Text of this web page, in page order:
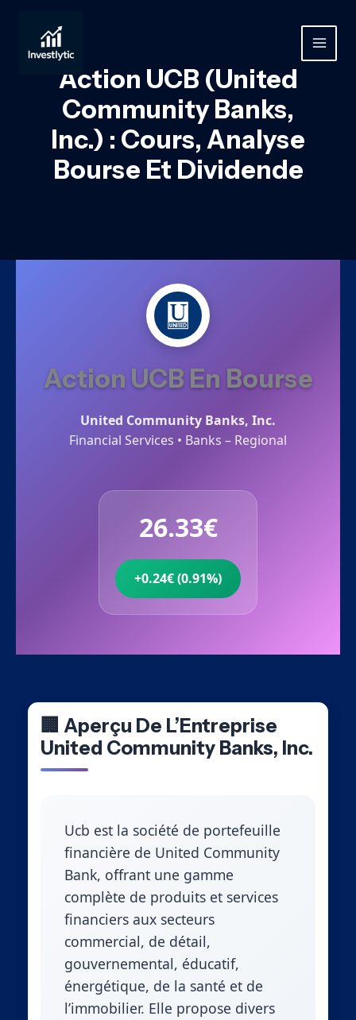
contenu
MAIN
Action UCB (United
Community Banks,
Inc.) : Cours, Analyse
Bourse Et Dividende
Action UCB En Bourse
United Community Banks, Inc.
Financial Services • Banks – Regional
26.33€
+0.24€ (0.91%)
🏢 Aperçu De L’Entreprise
United Community Banks, Inc.
Ucb est la société de portefeuille
financière de United Community
Bank, offrant une gamme
complète de produits et services
financiers aux secteurs
commercial, de détail,
gouvernemental, éducatif,
énergétique, de la santé et de
l’immobilier. Elle propose divers